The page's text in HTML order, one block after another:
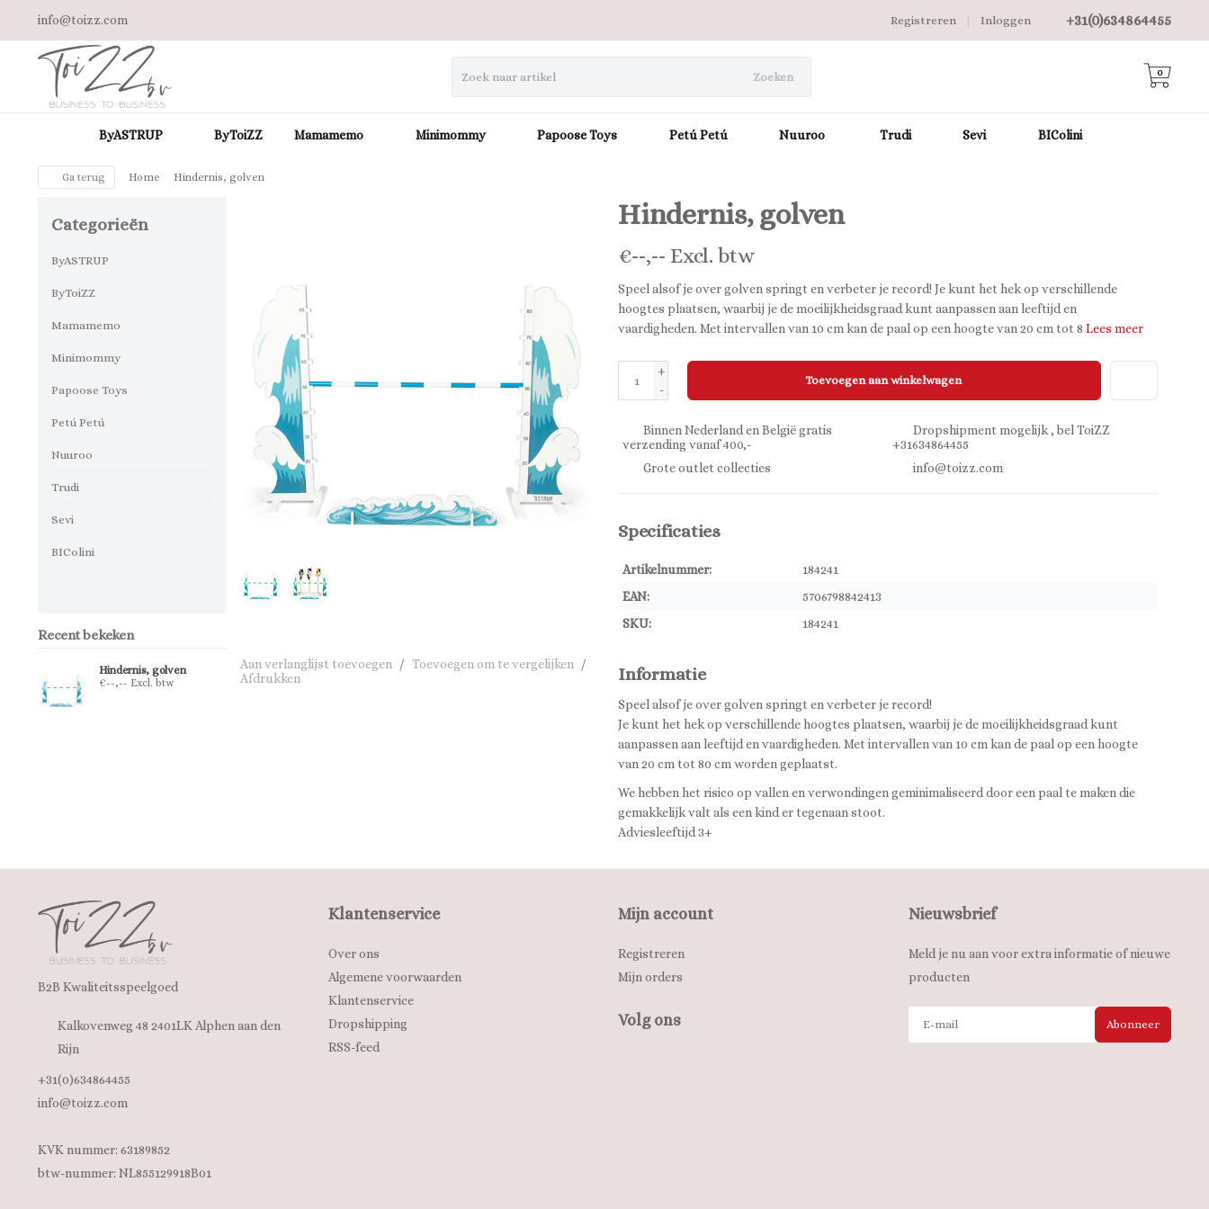
info@toizz.com +31(0)634864455
Inloggen
|
Registreren
Zoeken 0
ByASTRUP ByToiZZ Mamamemo Minimommy Papoose Toys Petú Petú Nuuroo Trudi Sevi BIColini
Ga terug Home Hindernis, golven
Categorieën
ByASTRUP
ByToiZZ
Mamamemo
Minimommy
Papoose Toys
Petú Petú
Nuuroo
Trudi
Sevi
BIColini
Recent bekeken
Hindernis, golven
€--,-- Excl. btw
Aan verlanglijst toevoegen / Toevoegen om te vergelijken
/
Afdrukken
Hindernis, golven
€--,-- Excl. btw
Speel alsof je over golven springt en verbeter je record! Je kunt het hek op verschillende
hoogtes plaatsen, waarbij je de moeilijkheidsgraad kunt aanpassen aan leeftijd en
vaardigheden. Met intervallen van 10 cm kan de paal op een hoogte van 20 cm tot 8 Lees meer
+
-
Toevoegen aan winkelwagen
Binnen Nederland en België gratis
verzending vanaf 400,-
Dropshipment mogelijk , bel ToiZZ
+31634864455
Grote outlet collecties
info@toizz.com
Specificaties
Artikelnummer:
184241
EAN:
5706798842413
SKU:
184241
Informatie
Speel alsof je over golven springt en verbeter je record!
Je kunt het hek op verschillende hoogtes plaatsen, waarbij je de moeilijkheidsgraad kunt
aanpassen aan leeftijd en vaardigheden. Met intervallen van 10 cm kan de paal op een hoogte
van 20 cm tot 80 cm worden geplaatst.
We hebben het risico op vallen en verwondingen geminimaliseerd door een paal te maken die
gemakkelijk valt als een kind er tegenaan stoot.
Adviesleeftijd 3+
B2B Kwaliteitsspeelgoed
Kalkovenweg 48 2401LK Alphen aan den
Rijn
+31(0)634864455
info@toizz.com
KVK nummer: 63189852
btw-nummer: NL855129918B01
Klantenservice
Over ons
Algemene voorwaarden
Klantenservice
Dropshipping
RSS-feed
Mijn account
Registreren
Mijn orders
Volg ons
Nieuwsbrief
Meld je nu aan voor extra informatie of nieuwe
producten
Abonneer